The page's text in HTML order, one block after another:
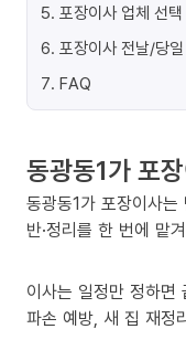
5. 포장이사 업체 선
6. 포장이사 전날/당
7. FAQ
동광동1가 포
동광동1가 포장이사는
반·정리를 한 번에 맡
이사는 일정만 정하면
파손 예방, 새 집 재정